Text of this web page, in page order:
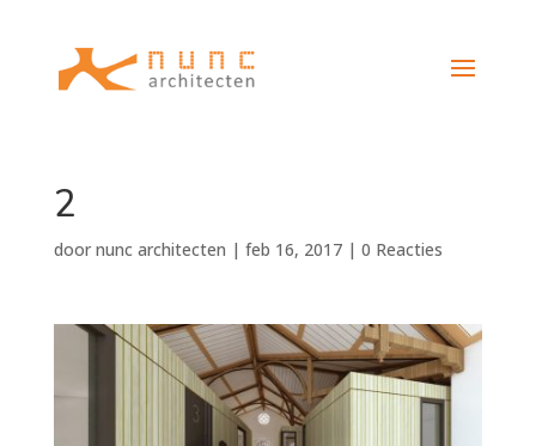
2
door nunc architecten | feb 16, 2017| 0 Reacties